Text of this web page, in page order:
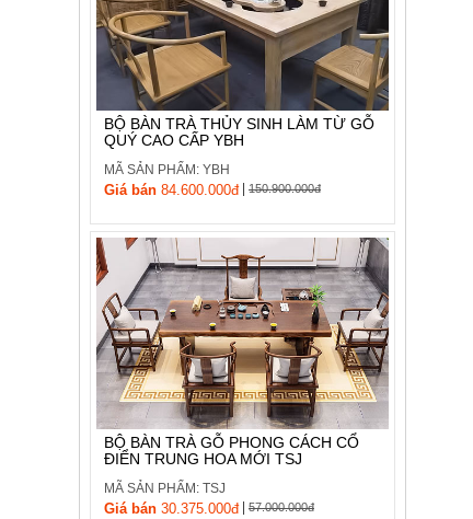
BỘ BÀN TRÀ THỦY SINH LÀM TỪ GỖ
QUÝ CAO CẤP YBH
MÃ SẢN PHẨM: YBH
Giá bán 84.600.000đ| 150.900.000đ
BỘ BÀN TRÀ GỖ PHONG CÁCH CỔ
ĐIỂN TRUNG HOA MỚI TSJ
MÃ SẢN PHẨM: TSJ
Giá bán 30.375.000đ| 57.000.000đ